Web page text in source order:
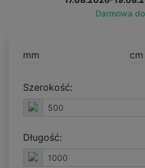
Darmowa
mm cm
Szerokość:
Długość: